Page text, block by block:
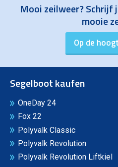
Mooi zeilweer? Schrijf
mooie
Segelboot kaufen
OneDay 24
Fox 22
Polyvalk Classic
Polyvalk Revolution
Polyvalk Revolution Liftkiel